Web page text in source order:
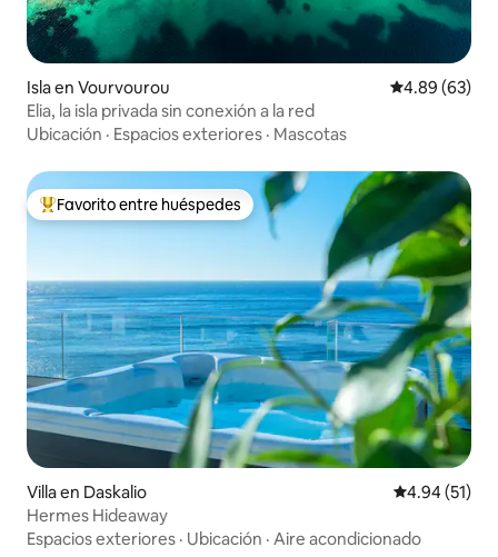
Isla en Vourvourou Calificación
4.89 (63)
Elia, la isla privada sin conexión a la red
Ubicación · Espacios exteriores · Mascotas
De los mejores en Favorito entre huéspedes
Favorito entre huéspedes
Villa en Daskalio Calificación
4.94 (51)
Hermes Hideaway
Espacios exteriores · Ubicación · Aire acondicionado